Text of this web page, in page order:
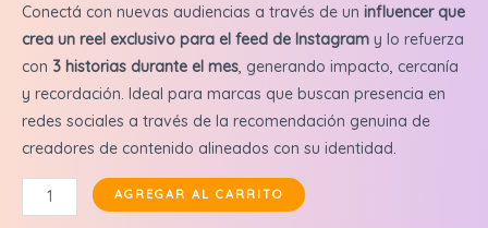
Conectá con nuevas audiencias a través de un influencer que
crea un reel exclusivo para el feed de Instagram y lo refuerza
con 3 historias durante el mes , generando impacto, cercanía
y recordación. Ideal para marcas que buscan presencia en
redes sociales a través de la recomendación genuina de
creadores de contenido alineados con su identidad.
Pablo
Gordon:
AGREGAR AL CARRITO